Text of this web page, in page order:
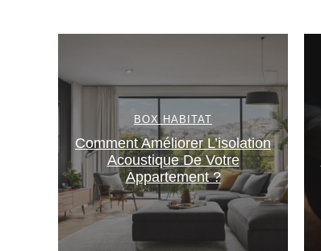
BOX HABITAT
Comment Améliorer L’isolation
Acoustique De Votre
Appartement ?